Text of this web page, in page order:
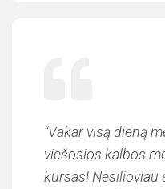
“Vakar visą dieną
viešosios kalbos
kursas! Nesilioviau